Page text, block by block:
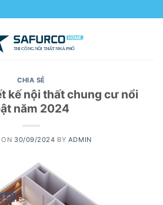
CHIA SẺ
kế nội thất chung cư nổi
năm 2024
ON 30/09/2024 BY ADMIN